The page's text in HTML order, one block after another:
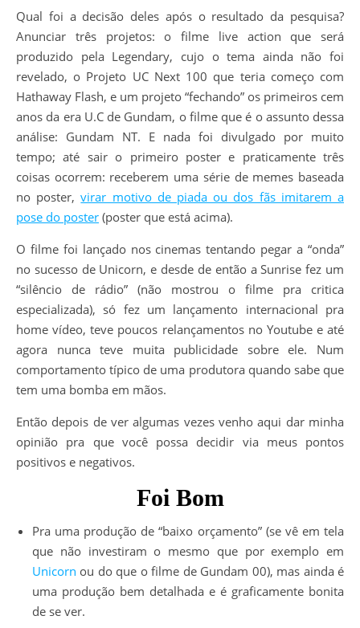
Qual foi a decisão deles após o resultado da pesquisa?
Anunciar três projetos: o filme live action que será
produzido pela Legendary, cujo o tema ainda não foi
revelado, o Projeto UC Next 100 que teria começo com
Hathaway Flash, e um projeto “fechando” os primeiros cem
anos da era U.C de Gundam, o filme que é o assunto dessa
análise: Gundam NT. E nada foi divulgado por muito
tempo; até sair o primeiro poster e praticamente três
coisas ocorrem: receberem uma série de memes baseada
no poster,virar motivo de piada ou dos fãs imitarem a
pose do poster (poster que está acima).
O filme foi lançado nos cinemas tentando pegar a “onda”
no sucesso de Unicorn, e desde de então a Sunrise fez um
“silêncio de rádio” (não mostrou o filme pra critica
especializada), só fez um lançamento internacional pra
home vídeo, teve poucos relançamentos no Youtube e até
agora nunca teve muita publicidade sobre ele. Num
comportamento típico de uma produtora quando sabe que
tem uma bomba em mãos.
Então depois de ver algumas vezes venho aqui dar minha
opinião pra que você possa decidir via meus pontos
positivos e negativos.
Foi Bom
Pra uma produção de “baixo orçamento” (se vê em tela
que não investiram o mesmo que por exemplo em
Unicorn ou do que o filme de Gundam 00), mas ainda é
uma produção bem detalhada e é graficamente bonita
de se ver.